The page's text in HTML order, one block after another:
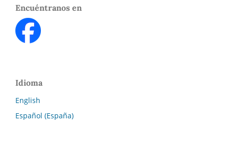
Encuéntranos en
Idioma
English
Español (España)